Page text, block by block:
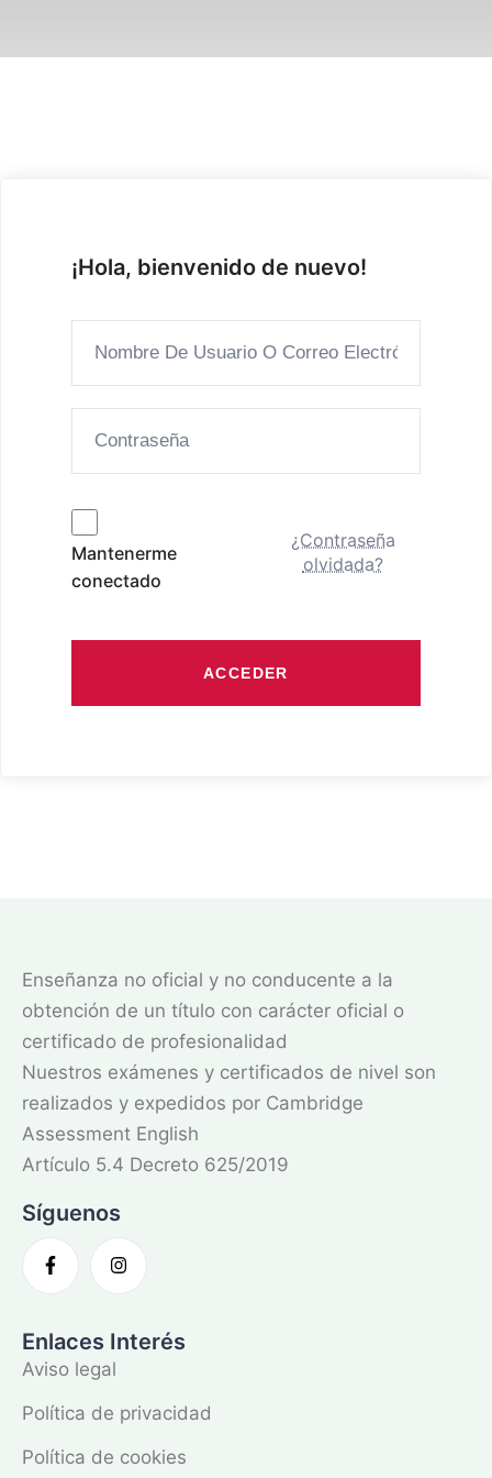
¡Hola, bienvenido de nuevo!
Mantenerme
conectado
¿Contraseña
olvidada?
ACCEDER
Enseñanza no oficial y no conducente a la
obtención de un título con carácter oficial o
certificado de profesionalidad
Nuestros exámenes y certificados de nivel son
realizados y expedidos por Cambridge
Assessment English
Artículo 5.4 Decreto 625/2019
Síguenos
Enlaces Interés
Aviso legal
Política de privacidad
Política de cookies